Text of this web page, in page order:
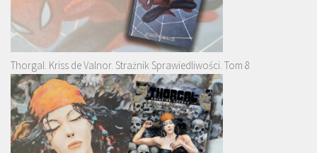
Thorgal. Kriss de Valnor. Strażnik Sprawiedliwości. Tom 8